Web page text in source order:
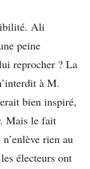
Ali
peine
reprocher ? La
à M.
bien inspiré,
Mais le fait
rien au
électeurs ont